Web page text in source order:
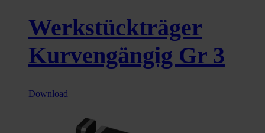
Werkstückträger
Kurvengängig Gr 3
Download